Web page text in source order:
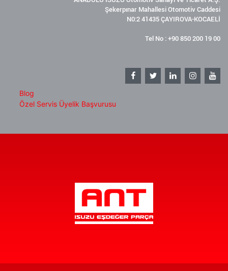
Şekerpınar Mahallesi Otomotiv Caddesi
N0:2 41435 ÇAYIROVA-KOCAELİ
Tel No : +90 850 200 19 00
Blog
Özel Servis Üyelik Başvurusu